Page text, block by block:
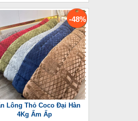
-48%
Lông Thỏ Coco Đại Hàn
4Kg Ấm Ấp